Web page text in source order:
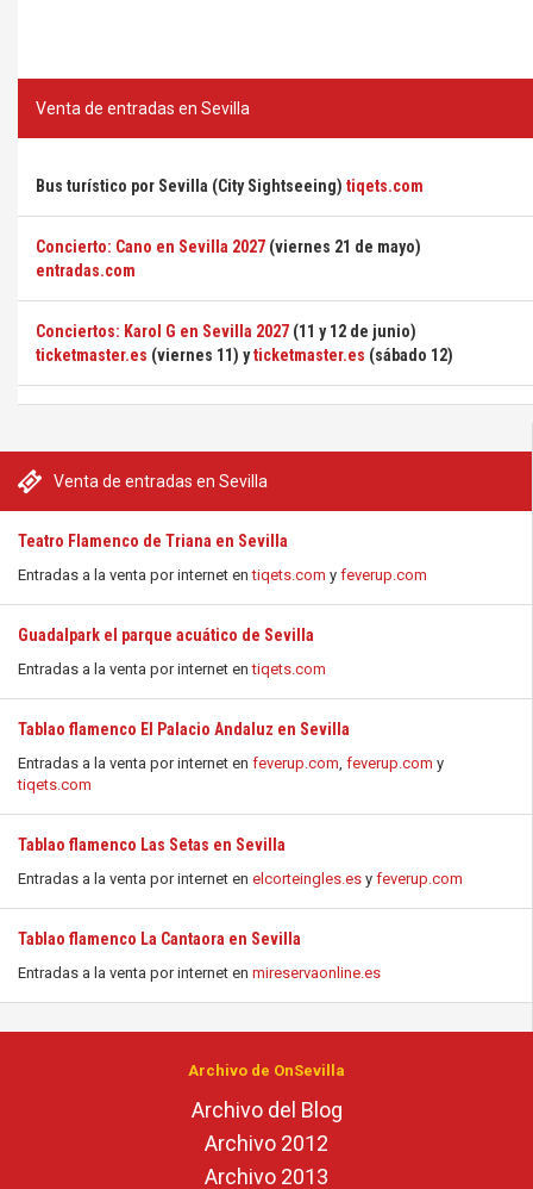
Venta de entradas en Sevilla
Teatro Flamenco de Triana en Sevilla
Entradas a la venta por internet entiqets.com y feverup.com
Guadalpark el parque acuático de Sevilla
Entradas a la venta por internet entiqets.com
Tablao flamenco El Palacio Andaluz en Sevilla
Entradas a la venta por internet en feverup.com, feverup.com y
tiqets.com
Tablao flamenco Las Setas en Sevilla
Entradas a la venta por internet en elcorteingles.es y feverup.com
Tablao flamenco La Cantaora en Sevilla
Entradas a la venta por internet en mireservaonline.es
Venta de entradas en Sevilla
Bus turístico por Sevilla (City Sightseeing) tiqets.com
Concierto: Cano en Sevilla 2027 (viernes 21 de mayo)
entradas.com
Conciertos: Karol G en Sevilla 2027 (11 y 12 de junio)
ticketmaster.es (viernes 11) yticketmaster.es (sábado 12)
Archivo de OnSevilla
Archivo del Blog
Archivo 2012
Archivo 2013